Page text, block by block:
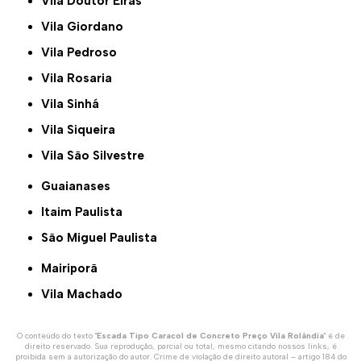
Vila Giordano
Vila Pedroso
Vila Rosaria
Vila Sinhá
Vila Siqueira
Vila São Silvestre
Guaianases
Itaim Paulista
São Miguel Paulista
Mairiporã
Vila Machado
O conteúdo do texto "Escada Tipo Caracol de Concreto Preço Vila Rolândia" é de
direito reservado. Sua reprodução, parcial ou total, mesmo citando nossos links, é
proibida sem a autorização do autor. Crime de violação de direito autoral – artigo 184 do